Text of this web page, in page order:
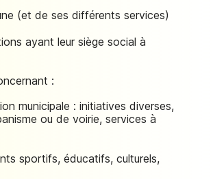
(et de ses différents services)
ayant leur siège social à
:
municipale : initiatives diverses,
ou de voirie, services à
sportifs, éducatifs, culturels,